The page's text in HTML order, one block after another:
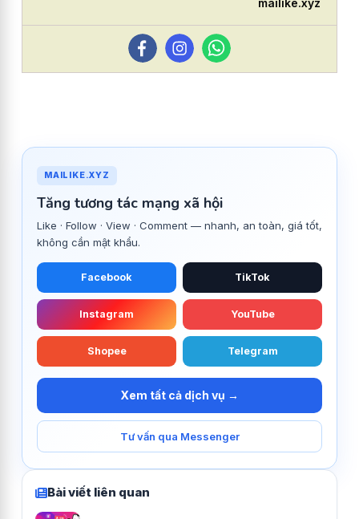
mailike.xyz
MAILIKE.XYZ
Tăng tương tác mạng xã hội
Like · Follow · View · Comment — nhanh, an toàn, giá tốt,
không cần mật khẩu.
Facebook TikTok
Instagram YouTube
Shopee Telegram
Xem tất cả dịch vụ →
Tư vấn qua Messenger
Bài viết liên quan